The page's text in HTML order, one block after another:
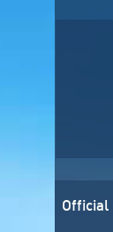
Official